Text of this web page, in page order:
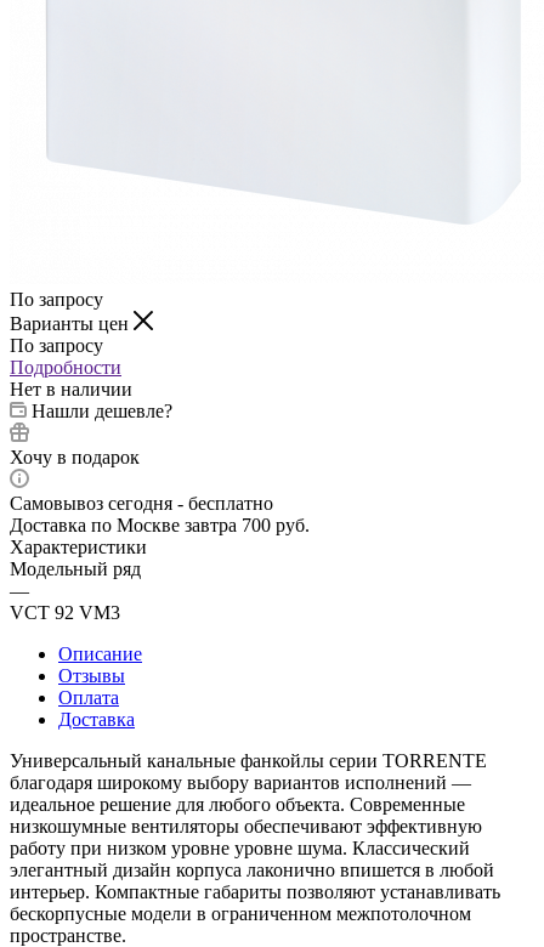
По запросу
Варианты цен
По запросу
Подробности
Нет в наличии
Нашли дешевле?
Хочу в подарок
Самовывоз сегодня - бесплатно
Доставка по Москве завтра 700 руб.
Характеристики
Модельный ряд
—
VCT 92 VM3
Описание
Отзывы
Оплата
Доставка
Универсальный канальные фанкойлы серии TORRENTE
благодаря широкому выбору вариантов исполнений —
идеальное решение для любого объекта. Современные
низкошумные вентиляторы обеспечивают эффективную
работу при низком уровне уровне шума. Классический
элегантный дизайн корпуса лаконично впишется в любой
интерьер. Компактные габариты позволяют устанавливать
бескорпусные модели в ограниченном межпотолочном
пространстве.